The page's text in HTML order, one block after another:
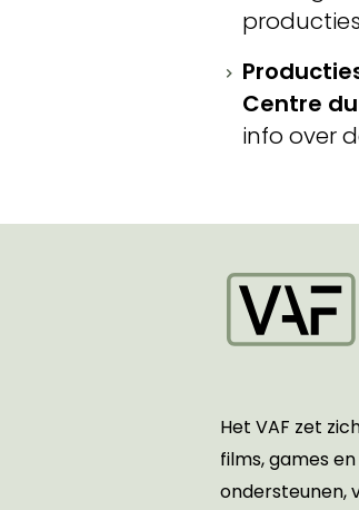
Centre
info over
Het VAF zet
films, games
ondersteunen,